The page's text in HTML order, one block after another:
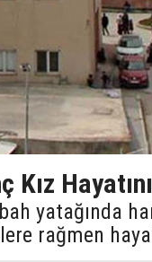
Kız
yatağında
rağmen